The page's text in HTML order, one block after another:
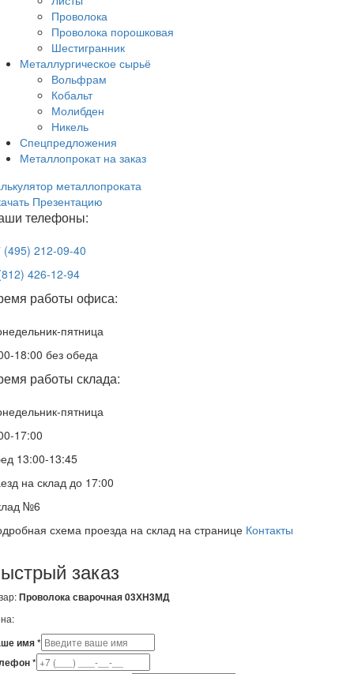
Проволока
Проволока порошковая
Шестигранник
Металлургическое сырьё
Вольфрам
Кобальт
Молибден
Никель
Спецпредложения
Металлопрокат на заказ
металлопроката
Презентацию
телефоны:
(495) 212-09-40
426-12-94
работы офиса:
пятница
18:00 без обеда
работы склада:
пятница
17:00
13:00-13:45
на склад до 17:00
№6
схема проезда на склад на странице Контакты
заказ
Проволока сварочная 03ХН3МД
имя *
*